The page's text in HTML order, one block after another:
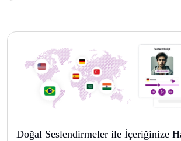
Doğal Seslendirmeler ile İçeriğinize